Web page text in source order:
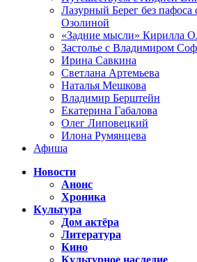
Лазурный Берег без пафоса
Озолиной
«Задние мысли» Кирилла
Застолье с Владимиром
Ирина Савкина
Светлана Артемьева
Наталья Мешкова
Владимир Берштейн
Екатерина Габалова
Олег Липовецкий
Илона Румянцева
Афиша
Новости
Анонс
Хроника
Культура
Дом актёра
Литература
Кино